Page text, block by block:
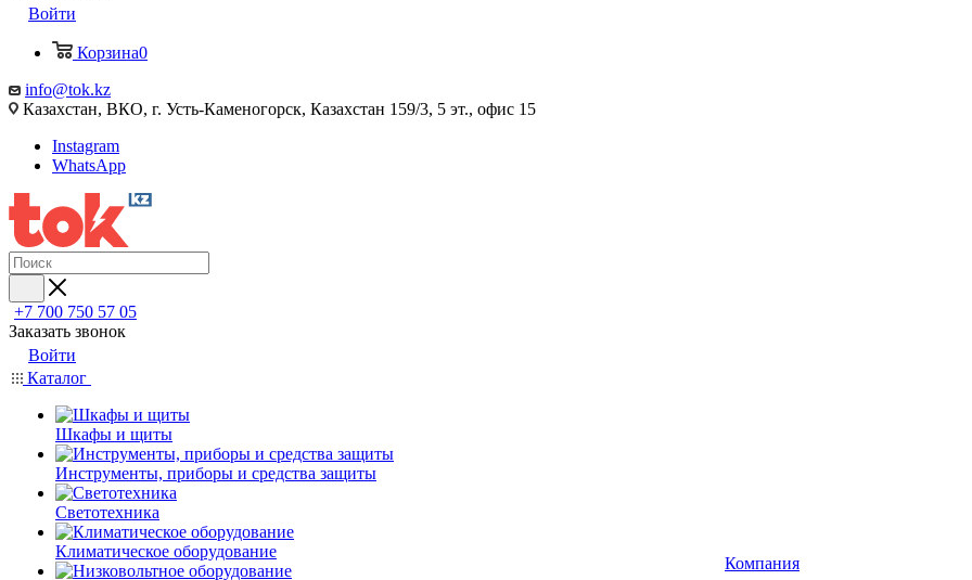
Войти
Корзина0
info@tok.kz
Казахстан, ВКО, г. Усть-Каменогорск, Казахстан 159/3, 5 эт., офис 15
Instagram
WhatsApp
+7 700 750 57 05
Заказать звонок
Войти
Каталог
Шкафы и щиты
Инструменты, приборы и средства защиты
Светотехника
Климатическое оборудование
Компания